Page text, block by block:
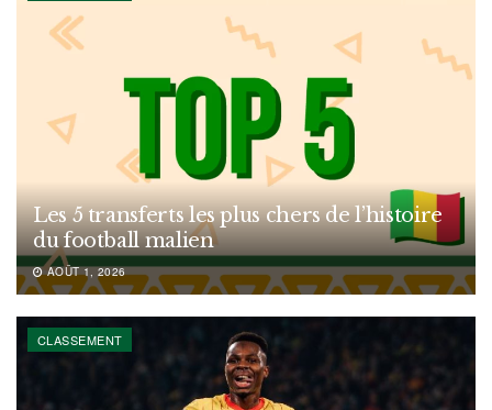
Les 5 transferts les plus chers de l’histoire
du football malien
AOÛT 1, 2026
CLASSEMENT